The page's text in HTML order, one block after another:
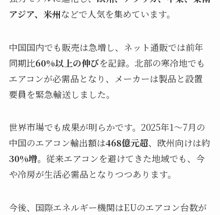
アジア、米州などで人気を集めています。
中国国内でも販売は急増し、ネット通販では前年
同期比60%以上の伸びを記録。北部の寒冷地でも
エアコンが必需品となり、メーカーは製品と設置
要員を緊急輸送しました。
世界市場でも成果が明らかです。2025年1〜7月の
中国のエアコン輸出額は468億元超、欧州向けは約
30%増。従来エアコンを避けてきた地域でも、今
や冷房が生活必需品となりつつあります。
今後、国際エネルギー機関はEUのエアコン台数が